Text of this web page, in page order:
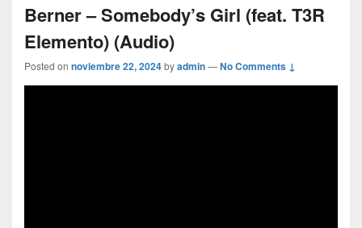
Berner – Somebody’s Girl (feat. T3R
Elemento) (Audio)
Posted on noviembre 22, 2024byadmin—No Comments ↓